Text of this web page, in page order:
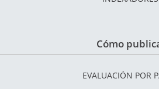
Cómo
EVALUACIÓN POR